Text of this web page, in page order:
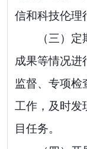
信和科技伦理
（三） 定
成果等情况进
监督、专项检
工作，及时发
目任务。